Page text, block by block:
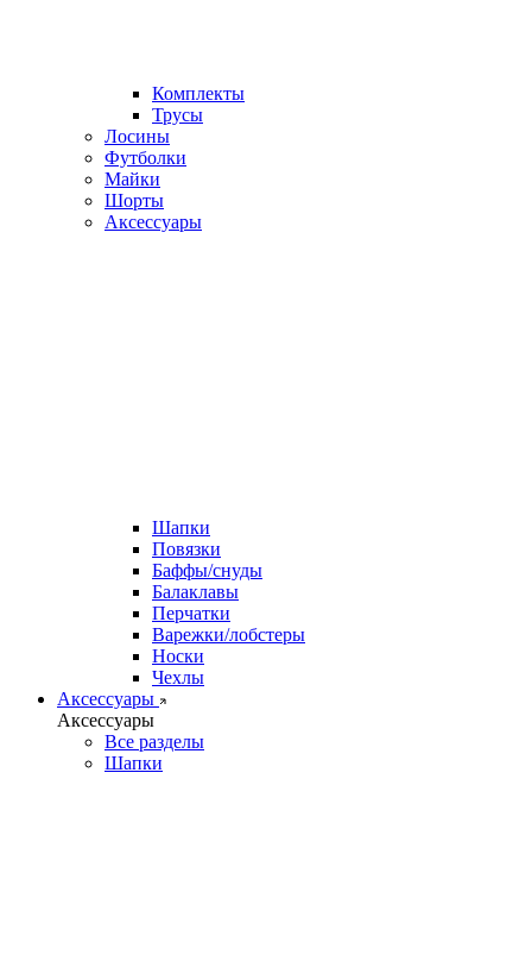
Комплекты
Трусы
Лосины
Футболки
Майки
Шорты
Аксессуары
Шапки
Повязки
Баффы/снуды
Балаклавы
Перчатки
Варежки/лобстеры
Носки
Чехлы
Аксессуары
Аксессуары
Все разделы
Шапки